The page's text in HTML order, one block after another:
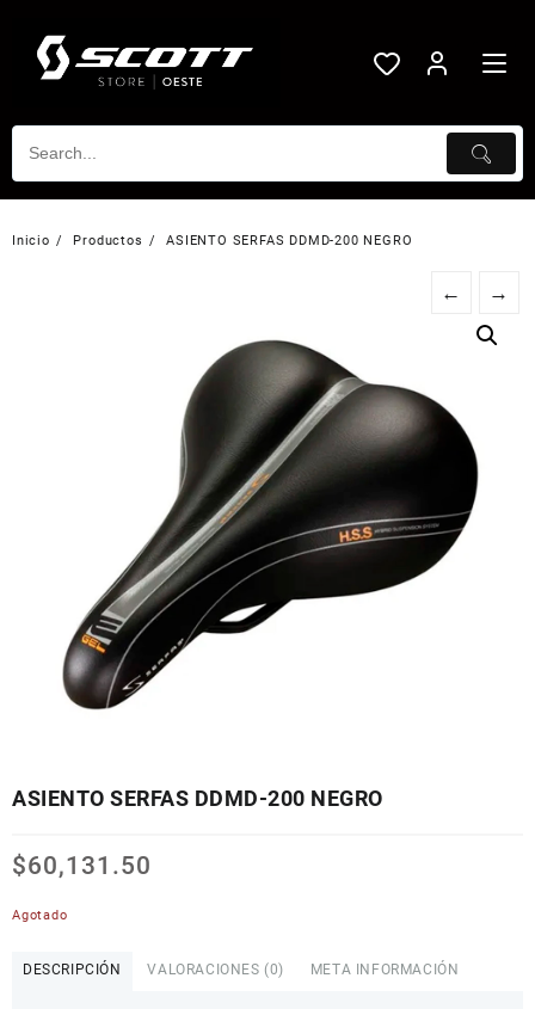
contenido
Inicio Productos ASIENTO SERFAS DDMD-200 NEGRO
← →
ASIENTO SERFAS DDMD-200 NEGRO
$60,131.50
Agotado
DESCRIPCIÓN VALORACIONES (0) META INFORMACIÓN